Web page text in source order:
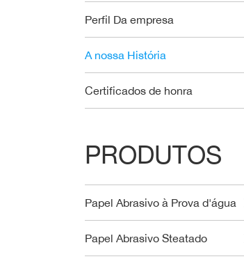
Perfil Da empresa
A nossa História
Certificados de honra
PRODUTOS
Papel Abrasivo à Prova d'água
Papel Abrasivo Steatado